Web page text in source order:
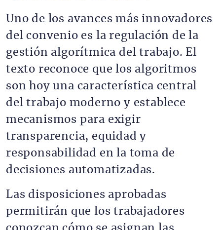
Uno de los avances más innovadores
del convenio es la regulación de la
gestión algorítmica del trabajo. El
texto reconoce que los algoritmos
son hoy una característica central
del trabajo moderno y establece
mecanismos para exigir
transparencia, equidad y
responsabilidad en la toma de
decisiones automatizadas.
Las disposiciones aprobadas
permitirán que los trabajadores